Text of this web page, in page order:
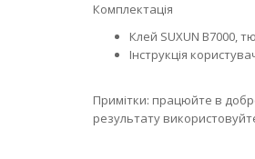
Комплектація
Клей SUXUN B7000,
Інструкція
Примітки: працюйте в
результату